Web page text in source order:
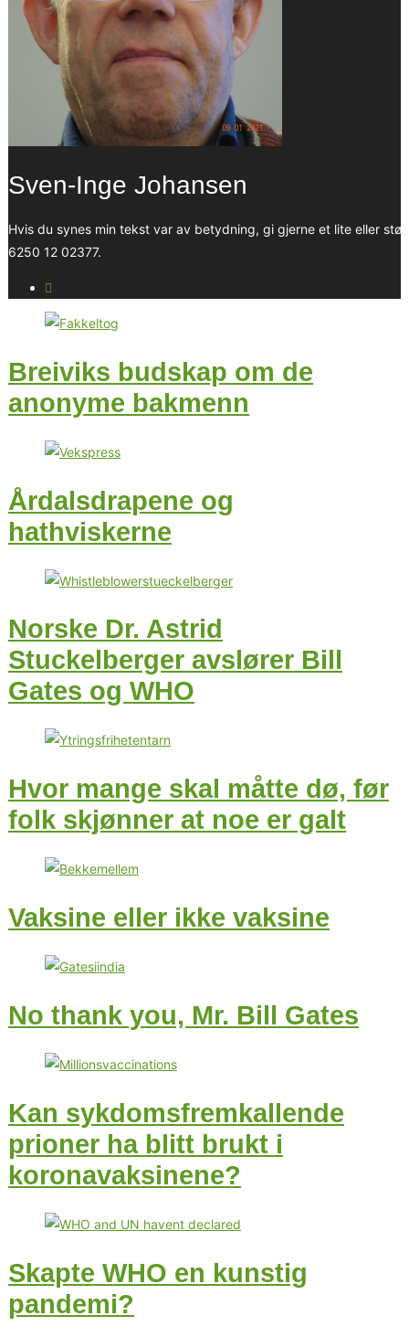
Sven-Inge Johansen
Hvis du synes min tekst var av betydning, gi gjerne et lite eller
6250 12 02377.
Breiviks budskap om de
anonyme bakmenn
Årdalsdrapene og
hathviskerne
Norske Dr. Astrid
Stuckelberger avslører Bill
Gates og WHO
Hvor mange skal måtte dø, før
folk skjønner at noe er galt
Vaksine eller ikke vaksine
No thank you, Mr. Bill Gates
Kan sykdomsfremkallende
prioner ha blitt brukt i
koronavaksinene?
Skapte WHO en kunstig
pandemi?